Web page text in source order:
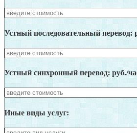
Устный последовательный перевод:
Устный синхронный перевод: руб./
Иные виды услуг: